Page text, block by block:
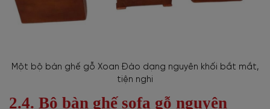
Một bộ bàn ghế gỗ Xoan Đào dạng nguyên khối bắt mắt,
tiện nghi
2.4. Bộ bàn ghế sofa gỗ nguyên